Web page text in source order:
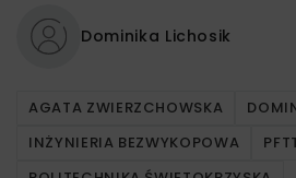
Dominika Lichosik
AGATA ZWIERZCHOWSKA
INŻYNIERIA BEZWYKOPOWA